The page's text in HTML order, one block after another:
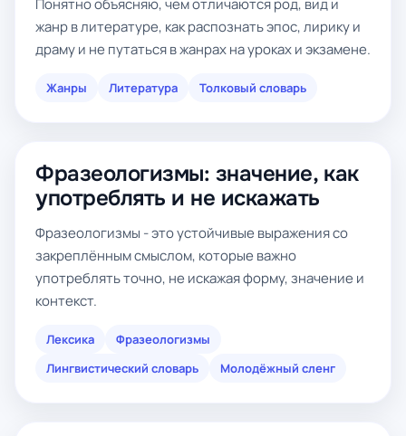
Понятно объясняю, чем отличаются род, вид и
жанр в литературе, как распознать эпос, лирику и
драму и не путаться в жанрах на уроках и экзамене.
Жанры Литература Толковый словарь
Фразеологизмы: значение, как
употреблять и не искажать
Фразеологизмы - это устойчивые выражения со
закреплённым смыслом, которые важно
употреблять точно, не искажая форму, значение и
контекст.
Лексика
Фразеологизмы
Лингвистический словарь
Молодёжный сленг